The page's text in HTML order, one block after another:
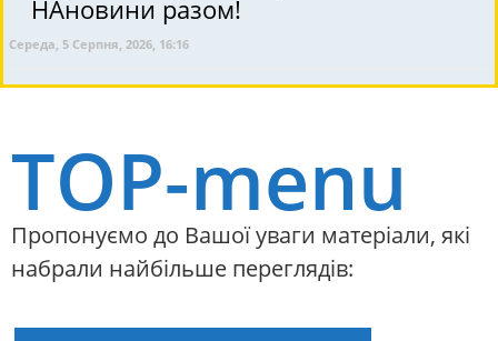
НАновини разом!
Середа, 5 Серпня, 2026, 16:16
TOP-menu
Пропонуємо до Вашої уваги матеріали, які
набрали найбільше переглядів: